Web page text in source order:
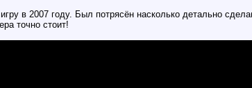
в 2007 году. Был потрясён насколько детально
точно стоит!